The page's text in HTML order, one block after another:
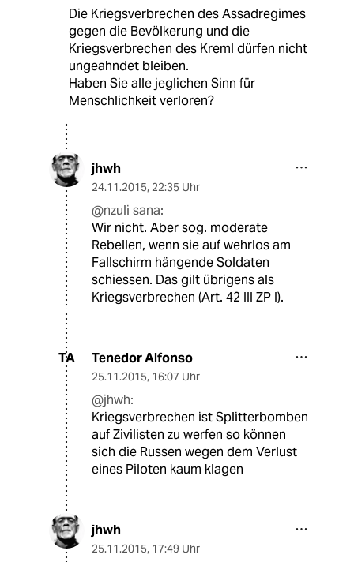
Die Kriegsverbrechen des Assadregimes
gegen die Bevölkerung und die
Kriegsverbrechen des Kreml dürfen nicht
ungeahndet bleiben.
Haben Sie alle jeglichen Sinn für
Menschlichkeit verloren?
jhwh
24.11.2015, 22:35 Uhr
@nzuli sana:
Wir nicht. Aber sog. moderate
Rebellen, wenn sie auf wehrlos am
Fallschirm hängende Soldaten
schiessen. Das gilt übrigens als
Kriegsverbrechen (Art. 42 III ZP I).
TA Tenedor Alfonso
25.11.2015, 16:07 Uhr
@jhwh:
Kriegsverbrechen ist Splitterbomben
auf Zivilisten zu werfen so können
sich die Russen wegen dem Verlust
eines Piloten kaum klagen
jhwh
25.11.2015, 17:49 Uhr